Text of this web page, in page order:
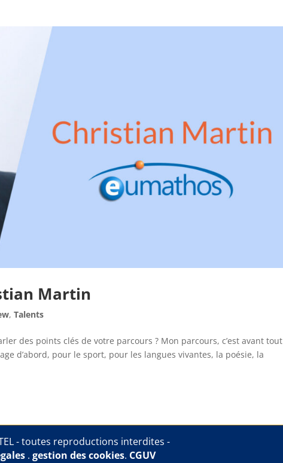
Martin
,Talents
des points clés de votre parcours ? Mon parcours, c’est avant tout
d’abord, pour le sport, pour les langues vivantes, la poésie, la
- toutes reproductions interdites -
.gestion des cookies. CGUV